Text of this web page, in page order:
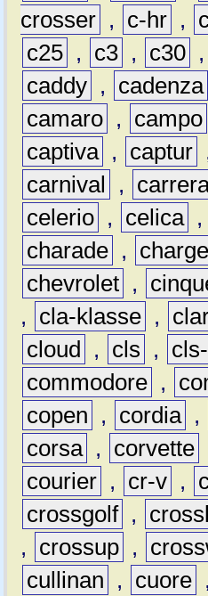
crosser , c-hr ,
c25 , c3 , c30 ,
caddy , cadenza
camaro , campo
captiva , captur
carnival
,
celerio , celica ,
charade ,
chevrolet ,
,
cla-klasse ,
cloud
, cls ,
commodore ,
copen
, cordia ,
corsa , corvette
courier , cr-v ,
crossgolf ,
,
crossup ,
cullinan
, cuore ,